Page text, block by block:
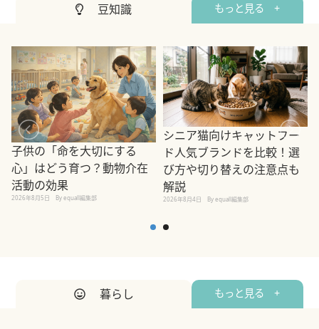
豆知識 もっと見る +
子供の「命を大切にする
心」はどう育つ？動物介在
活動の効果
2026年8月5日 By equall編集部
シニア猫向けキャットフー
ド人気ブランドを比較！選
び方や切り替えの注意点も
解説
2026年8月4日 By equall編集部
暮らし もっと見る +